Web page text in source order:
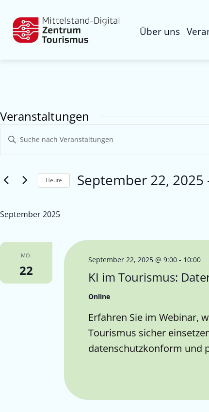
Über uns
Veranstaltungen
Veranstaltungen
Suche
Ansichten,
Bitte
Schlüsselwort
eingeben.
nach
Veranstaltungen
Heute September 22, 2025
September 2025
MO.
22 KI im Tourismus:
September 22, 2025 @ 9:00 - 10:00
Online
Erfahren Sie im Webinar,
Tourismus sicher
datenschutzkonform und